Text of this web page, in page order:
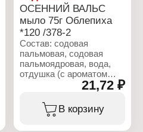
ОСЕННИЙ ВАЛЬС
мыло 75г Облепиха
*120 /378-2
Состав: содовая
пальмовая, содовая
пальмоядровая, вода,
отдушка (с ароматом
пластификатор,
отбеливающие
21,72 ₽
В корзину